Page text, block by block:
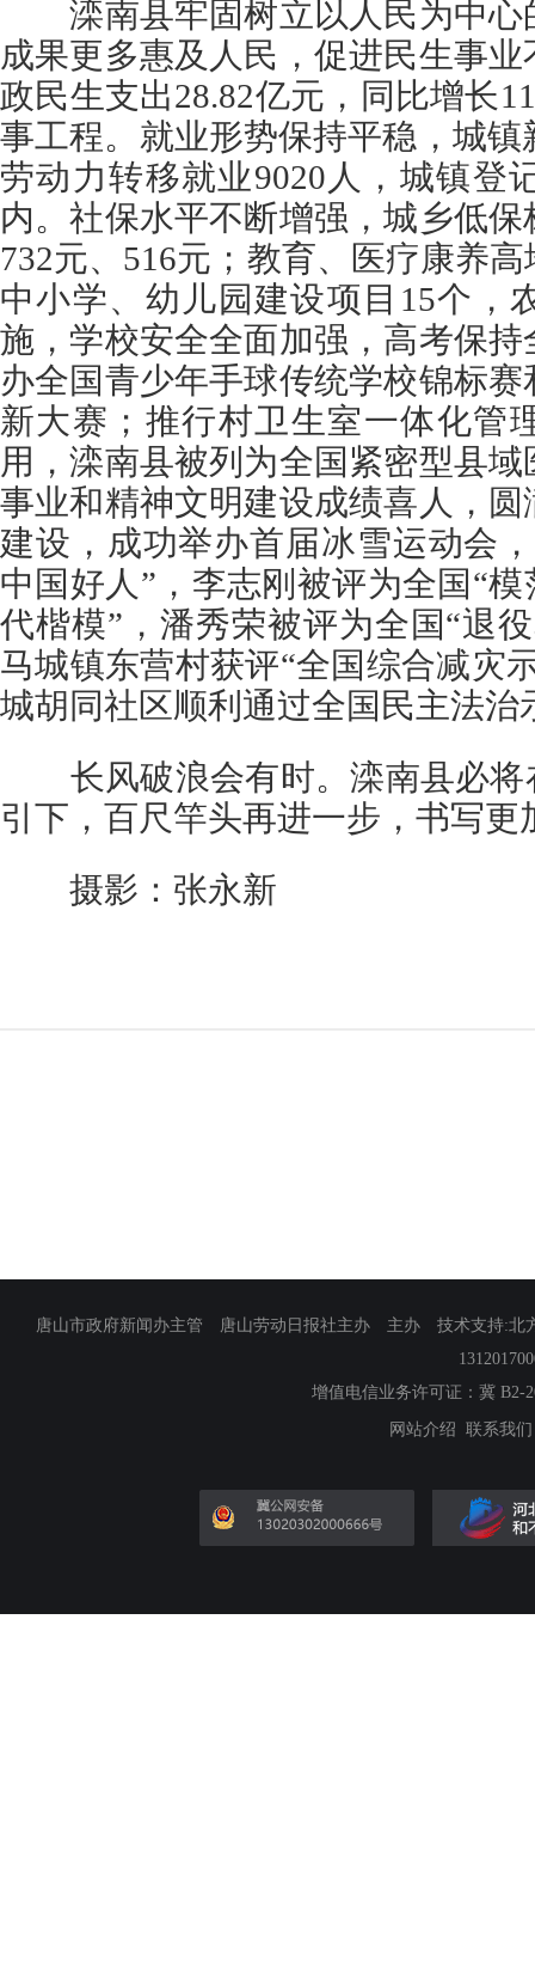
滦南县牢固树立以人民为中心
成果更多惠及人民，促进民生事
政民生支出28.82亿元，同比增长
事工程。就业形势保持平稳，城镇
劳动力转移就业9020人，城镇登
内。社保水平不断增强，城乡低
732元、516元；教育、医疗康养
中小学、幼儿园建设项目15个，
施，学校安全全面加强，高考保
办全国青少年手球传统学校锦标
新大赛；推行村卫生室一体化管
用，滦南县被列为全国紧密型县
事业和精神文明建设成绩喜人，
建设，成功举办首届冰雪运动会
中国好人”，李志刚被评为全国“
代楷模”，潘秀荣被评为全国“退
马城镇东营村获评“全国综合减灾
城胡同社区顺利通过全国民主法治
长风破浪会有时。滦南县必将
引下，百尺竿头再进一步，书写更
摄影：张永新
唐山市政府新闻办主管 唐山劳动日报社主办 主办 技术支持:北
增值电信业务许可证：冀 B2-
网站介绍 联系我们